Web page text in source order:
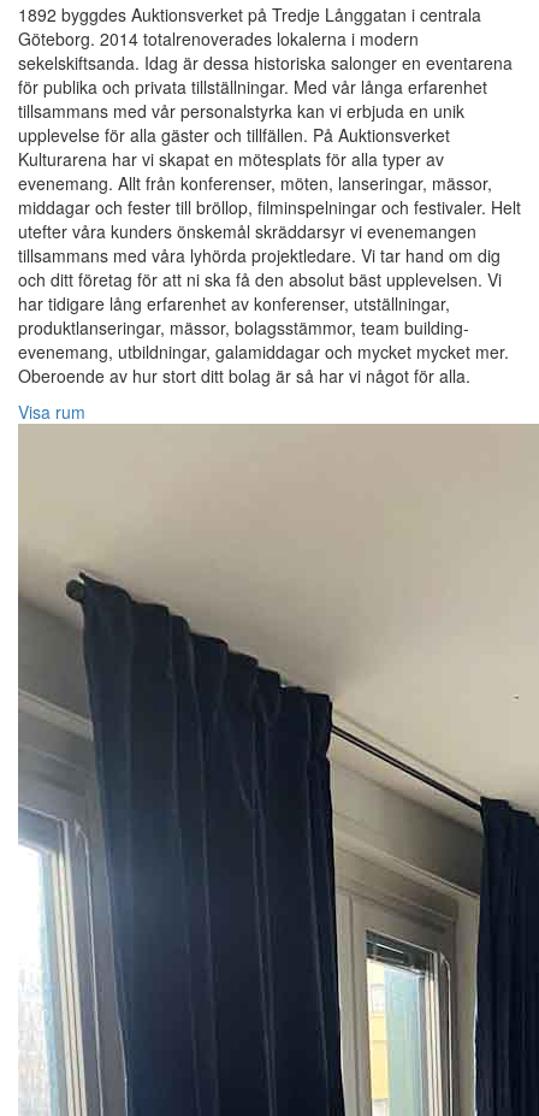
1892 byggdes Auktionsverket på Tredje Långgatan i centrala
Göteborg. 2014 totalrenoverades lokalerna i modern
sekelskiftsanda. Idag är dessa historiska salonger en eventarena
för publika och privata tillställningar. Med vår långa erfarenhet
tillsammans med vår personalstyrka kan vi erbjuda en unik
upplevelse för alla gäster och tillfällen. På Auktionsverket
Kulturarena har vi skapat en mötesplats för alla typer av
evenemang. Allt från konferenser, möten, lanseringar, mässor,
middagar och fester till bröllop, filminspelningar och festivaler. Helt
utefter våra kunders önskemål skräddarsyr vi evenemangen
tillsammans med våra lyhörda projektledare. Vi tar hand om dig
och ditt företag för att ni ska få den absolut bäst upplevelsen. Vi
har tidigare lång erfarenhet av konferenser, utställningar,
produktlanseringar, mässor, bolagsstämmor, team building-
evenemang, utbildningar, galamiddagar och mycket mycket mer.
Oberoende av hur stort ditt bolag är så har vi något för alla.
Visa rum